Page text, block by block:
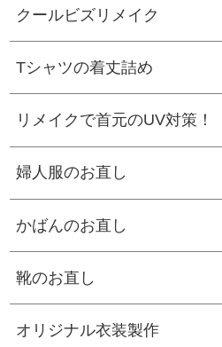
クールビズリメイク
Tシャツの着丈詰め
リメイクで首元のUV対策！
婦人服のお直し
かばんのお直し
靴のお直し
オリジナル衣装製作